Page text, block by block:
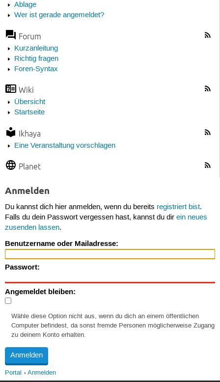
Ablage
Wer ist gerade angemeldet?
Forum
Kurzanleitung
Richtig fragen
Foren-Syntax
Wiki
Übersicht
Startseite
Ikhaya
Eine Veranstaltung vorschlagen
Planet
Anmelden
Du kannst dich hier anmelden, wenn du bereits registriert bist.
Falls du dein Passwort vergessen hast, kannst du dir ein neues
zusenden lassen.
Benutzername oder Mailadresse:
Passwort:
Angemeldet bleiben:
Wähle diese Option nicht aus, wenn du dich an einem öffentlichen
Computer befindest, da sonst fremde Personen möglicherweise Zugang
zu deinem Konto erhalten.
Portal Anmelden